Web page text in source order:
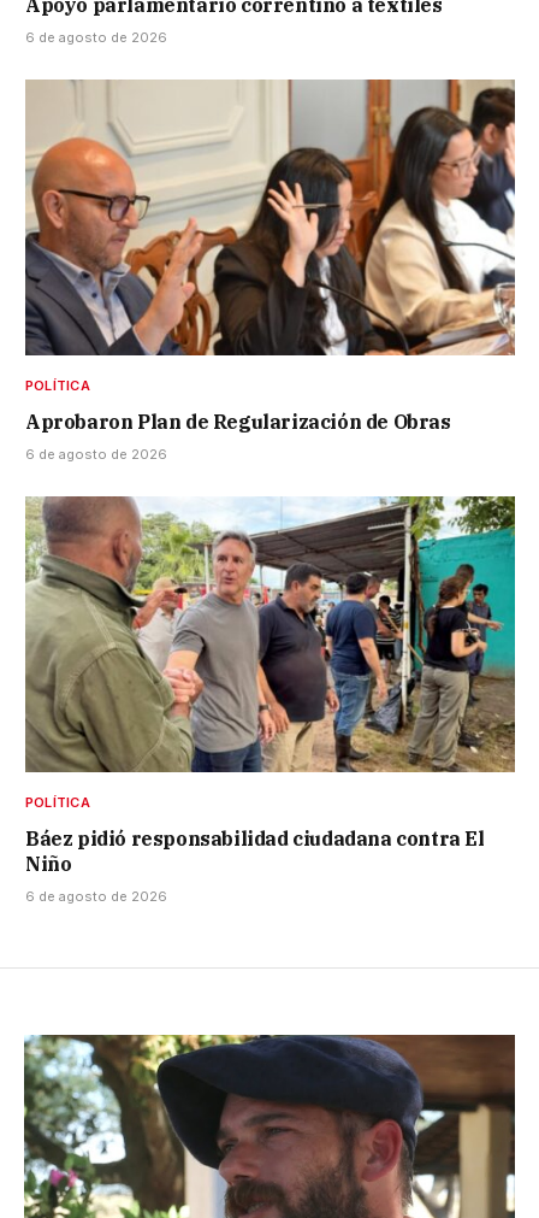
Apoyo parlamentario correntino a textiles
6 de agosto de 2026
POLÍTICA
Aprobaron Plan de Regularización de Obras
6 de agosto de 2026
POLÍTICA
Báez pidió responsabilidad ciudadana contra El
Niño
6 de agosto de 2026